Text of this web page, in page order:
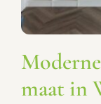
maat in